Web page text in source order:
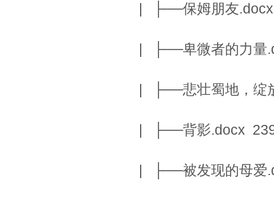
| ├──保姆朋友
| ├──卑微者的力量
| ├──悲壮蜀地，绽
| ├──背影.docx
| ├──被发现的母爱